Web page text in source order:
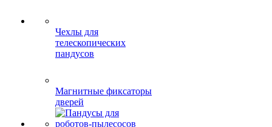
Чехлы для
телескопических
пандусов
Магнитные фиксаторы
дверей